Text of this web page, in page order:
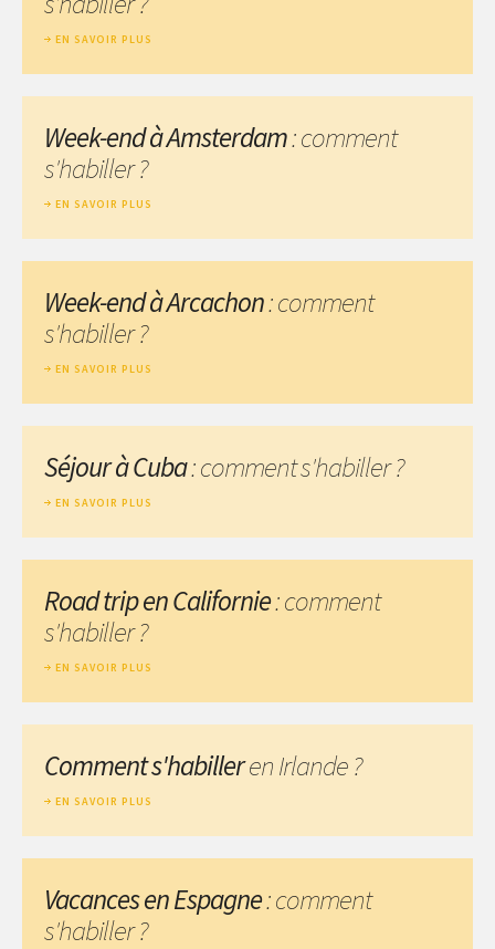
EN SAVOIR PLUS
Week-end à Amsterdam: comment
s'habiller ?
EN SAVOIR PLUS
Week-end à Arcachon: comment
s'habiller ?
EN SAVOIR PLUS
Séjour à Cuba: comment s'habiller ?
EN SAVOIR PLUS
Road trip en Californie: comment
s'habiller ?
EN SAVOIR PLUS
Comment s'habilleren Irlande ?
EN SAVOIR PLUS
Vacances en Espagne: comment
s'habiller ?